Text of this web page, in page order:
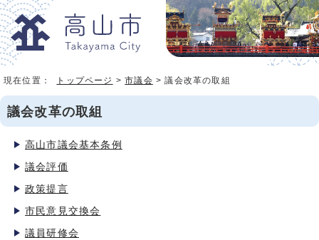
現在位置： トップページ >市議会 > 議会改革の取組
議会改革の取組
高山市議会基本条例
議会評価
政策提言
市民意見交換会
議員研修会